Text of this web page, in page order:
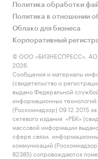
Политика обработки
Политика в отношении
Облако для бизнеса
Корпоративный
© ООО «БИЗНЕСПРЕСС», АО
2026.
Сообщения и материалы
(свидетельство о
выдано Федеральной
информационных
(Роскомнадзор) 09.12.2015
сетевого издания «РБК»
массовой информации
сфере связи,
коммуникаций
82385) сопровождаются